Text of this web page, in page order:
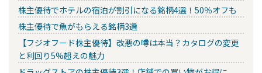
株主優待でホテルの宿泊が割引になる銘柄4選！50％オフも
株主優待で魚がもらえる銘柄3選
【フジオフード株主優待】改悪の噂は本当？カタログの変更
と利回り5%超えの魅力